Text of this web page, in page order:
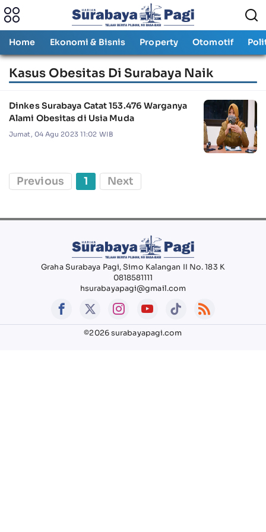
Home Ekonomi & Bisnis Property Otomotif
Kasus Obesitas Di Surabaya Naik
Dinkes Surabaya Catat 153.476 Warganya
Alami Obesitas di Usia Muda
Jumat, 04 Agu 2023 11:02 WIB
Previous 1 Next
Graha Surabaya Pagi, Simo Kalangan II No. 183 K
0818581111
hsurabayapagi@gmail.com
©2026 surabayapagi.com